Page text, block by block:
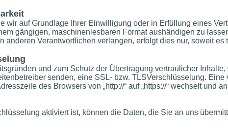
wir auf Grundlage Ihrer Einwilligung oder in Erfüllung eines
gängigen, maschinenlesbaren Format aushändigen zu
anderen Verantwortlichen verlangen, erfolgt dies nur, soweit es
und zum Schutz der Übertragung vertraulicher
senden, eine SSL- bzw. TLSVerschlüsselung. Eine
des Browsers von „http://“ auf „https://“ wechselt und
aktiviert ist, können die Daten, die Sie an uns